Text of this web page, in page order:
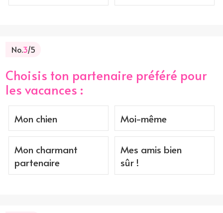
No.3/5
Choisis ton partenaire préféré pour
les vacances :
Mon chien Moi-même
Mon charmant
partenaire
Mes amis bien
sûr !